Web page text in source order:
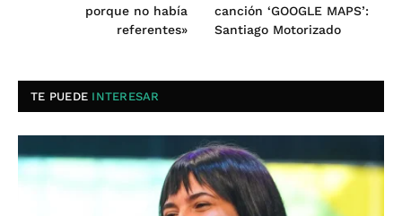
porque no había
referentes»
canción ‘GOOGLE MAPS’:
Santiago Motorizado
TE PUEDE INTERESAR